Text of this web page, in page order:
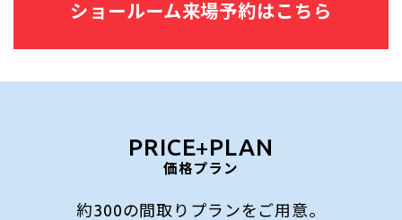
ショールーム来場予約はこちら
PRICE+PLAN
価格プラン
約300の間取りプランをご用意。